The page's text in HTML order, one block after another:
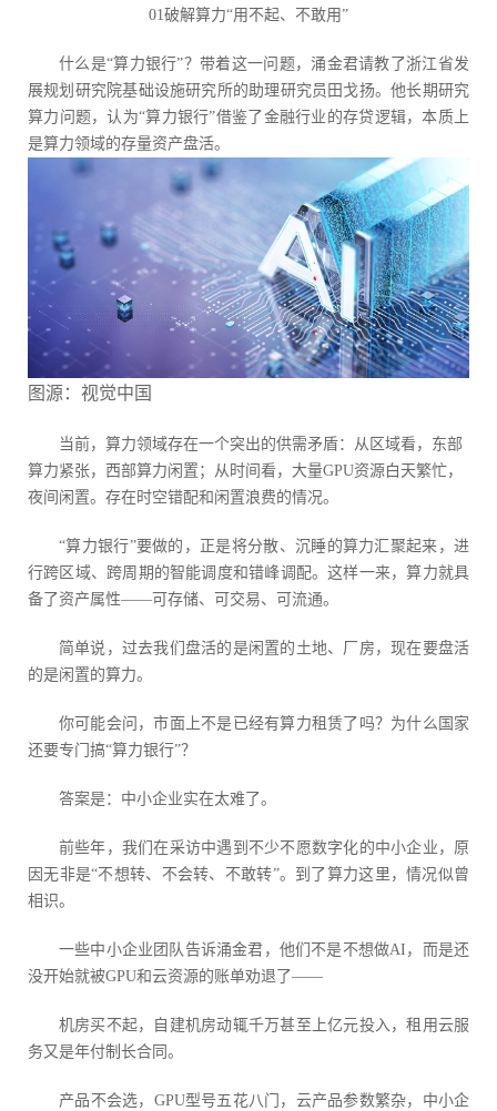
01破解算力“用不起、不敢用”
什么是“算力银行”？带着这一问题，涌金君请教了浙江省发
展规划研究院基础设施研究所的助理研究员田戈扬。他长期研究
算力问题，认为“算力银行”借鉴了金融行业的存贷逻辑，本质上
是算力领域的存量资产盘活。
图源：视觉中国
当前，算力领域存在一个突出的供需矛盾：从区域看，东部
算力紧张，西部算力闲置；从时间看，大量GPU资源白天繁忙，
夜间闲置。存在时空错配和闲置浪费的情况。
“算力银行”要做的，正是将分散、沉睡的算力汇聚起来，进
行跨区域、跨周期的智能调度和错峰调配。这样一来，算力就具
备了资产属性——可存储、可交易、可流通。
简单说，过去我们盘活的是闲置的土地、厂房，现在要盘活
的是闲置的算力。
你可能会问，市面上不是已经有算力租赁了吗？为什么国家
还要专门搞“算力银行”？
答案是：中小企业实在太难了。
前些年，我们在采访中遇到不少不愿数字化的中小企业，原
因无非是“不想转、不会转、不敢转”。到了算力这里，情况似曾
相识。
一些中小企业团队告诉涌金君，他们不是不想做AI，而是还
没开始就被GPU和云资源的账单劝退了——
机房买不起，自建机房动辄千万甚至上亿元投入，租用云服
务又是年付制长合同。
产品不会选，GPU型号五花八门，云产品参数繁杂，中小企